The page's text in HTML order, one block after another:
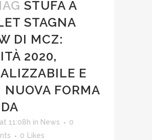
STUFA A
STAGNA
DI MCZ:
2020,
E
NUOVA FORMA
11:08h in News
0
0 Likes